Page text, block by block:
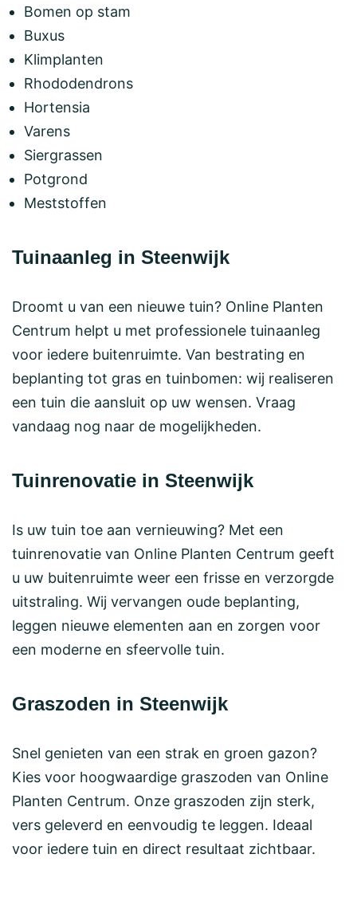
Bomen op stam
Buxus
Klimplanten
Rhododendrons
Hortensia
Varens
Siergrassen
Potgrond
Meststoffen
Tuinaanleg in Steenwijk
Droomt u van een nieuwe tuin? Online Planten
Centrum helpt u met professionele tuinaanleg
voor iedere buitenruimte. Van bestrating en
beplanting tot gras en tuinbomen: wij realiseren
een tuin die aansluit op uw wensen. Vraag
vandaag nog naar de mogelijkheden.
Tuinrenovatie in Steenwijk
Is uw tuin toe aan vernieuwing? Met een
tuinrenovatie van Online Planten Centrum geeft
u uw buitenruimte weer een frisse en verzorgde
uitstraling. Wij vervangen oude beplanting,
leggen nieuwe elementen aan en zorgen voor
een moderne en sfeervolle tuin.
Graszoden in Steenwijk
Snel genieten van een strak en groen gazon?
Kies voor hoogwaardige graszoden van Online
Planten Centrum. Onze graszoden zijn sterk,
vers geleverd en eenvoudig te leggen. Ideaal
voor iedere tuin en direct resultaat zichtbaar.